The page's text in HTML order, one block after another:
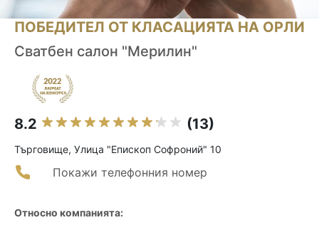
ПОБЕДИТЕЛ ОТ КЛАСАЦИЯТА НА ОРЛИ
Сватбен салон "Мерилин"
8.2 (13)
Търговище, Улица "Епископ Софроний" 10
Покажи телефонния номер
Относно компанията: